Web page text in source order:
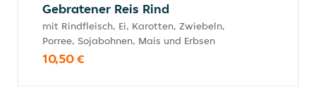
Gebratener Reis Rind
mit Rindfleisch, Ei, Karotten, Zwiebeln,
Porree, Sojabohnen, Mais und Erbsen
10,50 €